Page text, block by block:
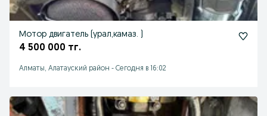
Мотор двигатель (урал,камаз. )
4 500 000 тг.
Алматы, Алатауский район - Сегодня в 16:02